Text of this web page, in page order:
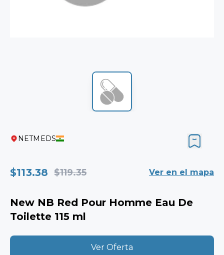
NETMEDS
$113.38 $119.35 Ver en el mapa
New NB Red Pour Homme Eau De
Toilette 115 ml
Ver Oferta